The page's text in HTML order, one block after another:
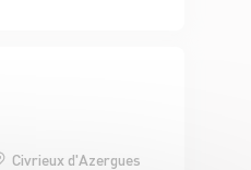
Civrieux d'Azergues